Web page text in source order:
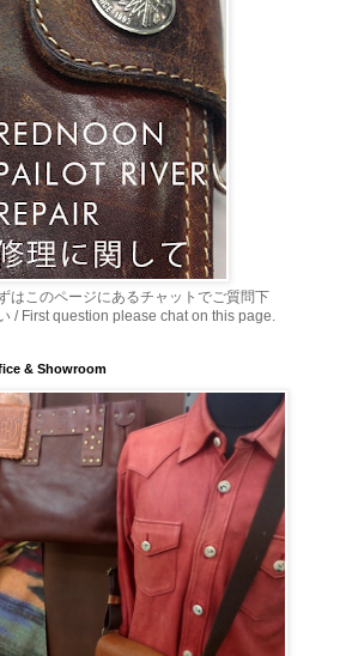
はこのページにあるチャットでご質問下
/ First question please chat on this page.
& Showroom